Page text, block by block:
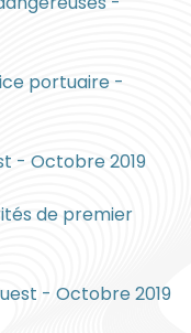
portuaire -
- Octobre 2019
de premier
- Octobre 2019